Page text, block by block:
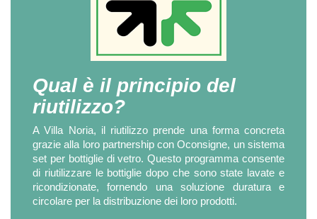
Qual è il principio del
riutilizzo?
A Villa Noria, il riutilizzo prende una forma concreta
grazie alla loro partnership con Oconsigne, un sistema
set per bottiglie di vetro. Questo programma consente
di riutilizzare le bottiglie dopo che sono state lavate e
ricondizionate, fornendo una soluzione duratura e
circolare per la distribuzione dei loro prodotti.